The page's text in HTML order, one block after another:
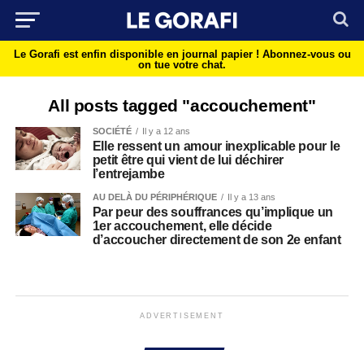
Le Gorafi est enfin disponible en journal papier ! Abonnez-vous ou
on tue votre chat.
All posts tagged "accouchement"
SOCIÉTÉ Il y a 12 ans
Elle ressent un amour inexplicable pour le
petit être qui vient de lui déchirer
l’entrejambe
AU DELÀ DU PÉRIPHÉRIQUE Il y a 13 ans
Par peur des souffrances qu’implique un
1er accouchement, elle décide
d’accoucher directement de son 2e enfant
ADVERTISEMENT